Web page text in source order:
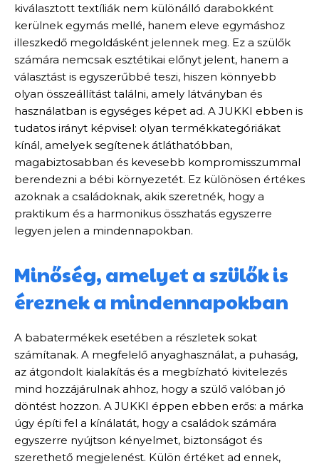
kiválasztott textíliák nem különálló darabokként
kerülnek egymás mellé, hanem eleve egymáshoz
illeszkedő megoldásként jelennek meg. Ez a szülők
számára nemcsak esztétikai előnyt jelent, hanem a
választást is egyszerűbbé teszi, hiszen könnyebb
olyan összeállítást találni, amely látványban és
használatban is egységes képet ad. A JUKKI ebben is
tudatos irányt képvisel: olyan termékkategóriákat
kínál, amelyek segítenek átláthatóbban,
magabiztosabban és kevesebb kompromisszummal
berendezni a bébi környezetét. Ez különösen értékes
azoknak a családoknak, akik szeretnék, hogy a
praktikum és a harmonikus összhatás egyszerre
legyen jelen a mindennapokban.
Minőség, amelyet a szülők is
éreznek a mindennapokban
A babatermékek esetében a részletek sokat
számítanak. A megfelelő anyaghasználat, a puhaság,
az átgondolt kialakítás és a megbízható kivitelezés
mind hozzájárulnak ahhoz, hogy a szülő valóban jó
döntést hozzon. A JUKKI éppen ebben erős: a márka
úgy építi fel a kínálatát, hogy a családok számára
egyszerre nyújtson kényelmet, biztonságot és
szerethető megjelenést. Külön értéket ad ennek,